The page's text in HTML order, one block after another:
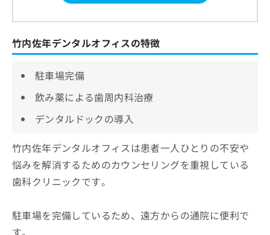
竹内佐年デンタルオフィスの特徴
駐車場完備
飲み薬による歯周内科治療
デンタルドックの導入
竹内佐年デンタルオフィスは患者一人ひとりの不安や
悩みを解消するためのカウンセリングを重視している
歯科クリニックです。
駐車場を完備しているため、遠方からの通院に便利で